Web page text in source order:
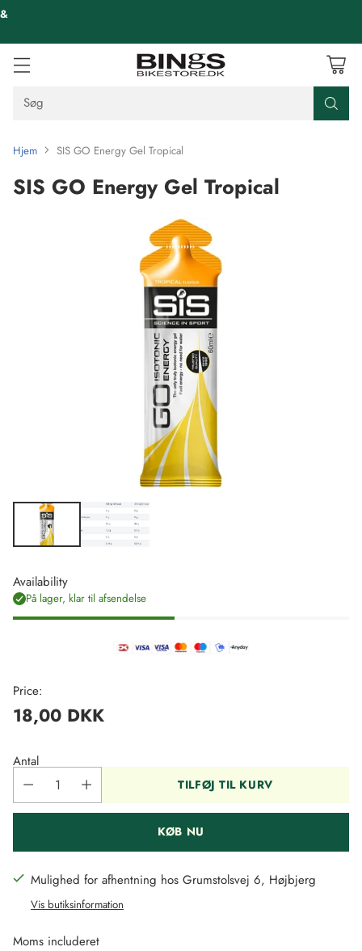
Søg
Hjem SIS GO Energy Gel Tropical
SIS GO Energy Gel Tropical
Availability
På lager, klar til afsendelse
Price:
Regulær
pris
18,00 DKK
Antal
TILFØJ TIL KURV
KØB NU
Mulighed for afhentning hos Grumstolsvej 6, Højbjerg
Vis butiksinformation
Moms includeret